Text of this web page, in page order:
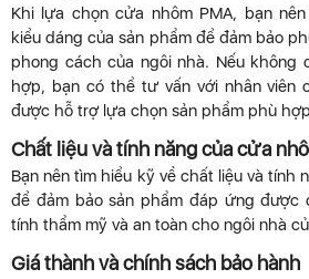
Khi lựa chọn cửa nhôm PMA, bạn
kiểu dáng của sản phẩm để đảm bảo
phong cách của ngôi nhà. Nếu không
hợp, bạn có thể tư vấn với nhân viên
được hỗ trợ lựa chọn sản phẩm phù
Chất liệu và tính năng của cửa
Bạn nên tìm hiểu kỹ về chất liệu và tính
để đảm bảo sản phẩm đáp ứng được
tính thẩm mỹ và an toàn cho ngôi nhà
Giá thành và chính sách bảo hành